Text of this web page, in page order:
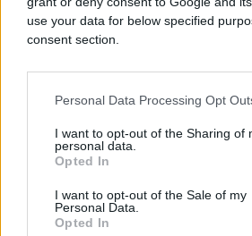
use your data for below specified
consent section.
Personal Data Processing Opt
I want to opt-out of the Sharing of
personal data.
Opted In
I want to opt-out of the Sale of my
Personal Data.
Opted In
#oprez #pripazite